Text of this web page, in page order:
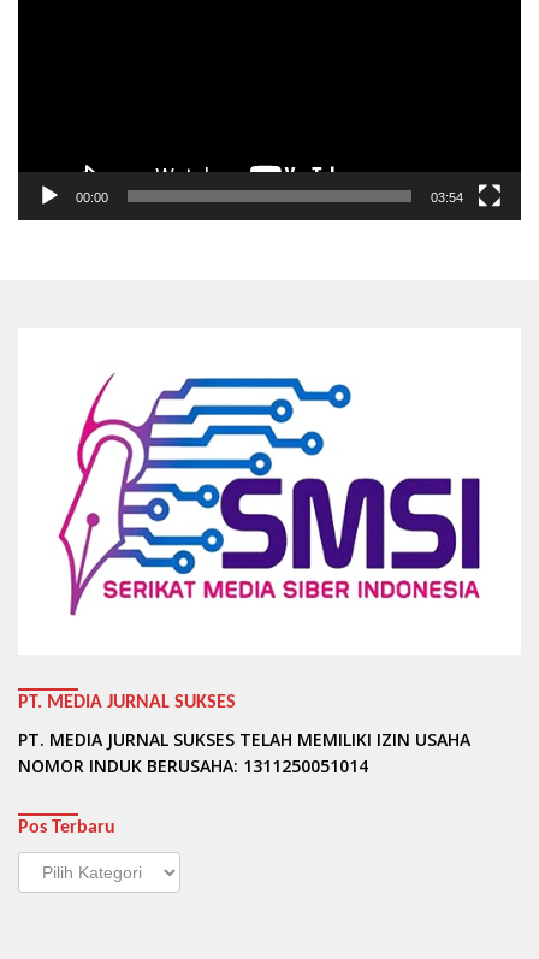
00:00 03:54
PT. MEDIA JURNAL SUKSES
PT. MEDIA JURNAL SUKSES TELAH MEMILIKI IZIN USAHA
NOMOR INDUK BERUSAHA: 1311250051014
Pos Terbaru
Pos
Terbaru